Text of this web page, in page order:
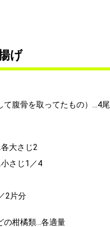
げ
て腹骨を取ってたもの）…4
大さじ2
さじ1／4
2片分
の柑橘類…各適量